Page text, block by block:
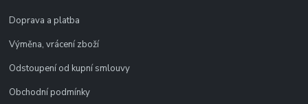
Doprava a platba
Výměna, vrácení zboží
Odstoupení od kupní smlouvy
Obchodní podmínky